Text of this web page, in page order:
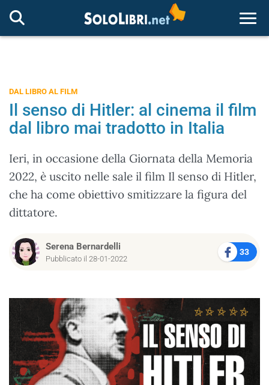
DAL LIBRO AL FILM
Il senso di Hitler: al cinema il film
dal libro mai tradotto in Italia
Ieri, in occasione della Giornata della Memoria
2022, è uscito nelle sale il film Il senso di Hitler,
che ha come obiettivo smitizzare la figura del
dittatore.
Serena Bernardelli
Pubblicato il 28-01-2022
33